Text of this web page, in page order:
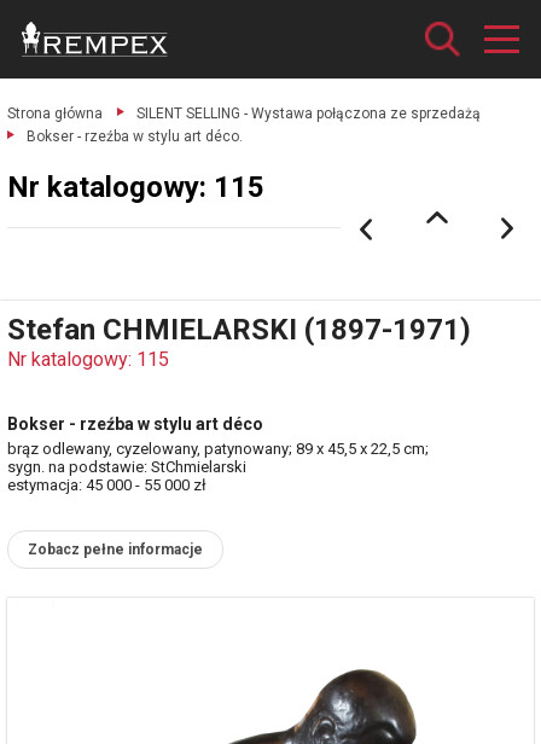
Strona główna
SILENT SELLING - Wystawa połączona ze sprzedażą
Bokser - rzeźba w stylu art déco.
Nr katalogowy: 115
Stefan CHMIELARSKI (1897-1971)
Nr katalogowy: 115
Bokser - rzeźba w stylu art déco
brąz odlewany, cyzelowany, patynowany; 89 x 45,5 x 22,5 cm;
sygn. na podstawie: StChmielarski
estymacja: 45 000 - 55 000 zł
Zobacz pełne informacje